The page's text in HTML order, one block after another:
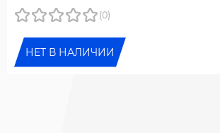
(0)
НЕТ В НАЛИЧИИ